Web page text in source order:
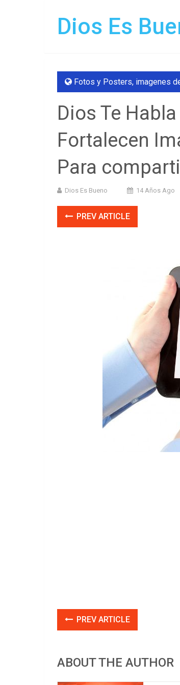
Dios Es
Fotos y Posters, imagenes
Dios Te
Fortalecen
Para
Dios Es Bueno 14 Años Ago
PREV ARTICLE
PREV ARTICLE
ABOUT THE AUTHOR